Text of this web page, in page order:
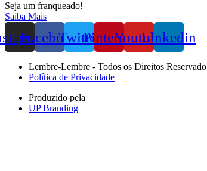
Seja um franqueado!
Saiba Mais
FacebookTwitterPinterestYoutubeLinkedin
Lembre-Lembre - Todos os Direitos Reservado
Política de Privacidade
Produzido pela
UP Branding